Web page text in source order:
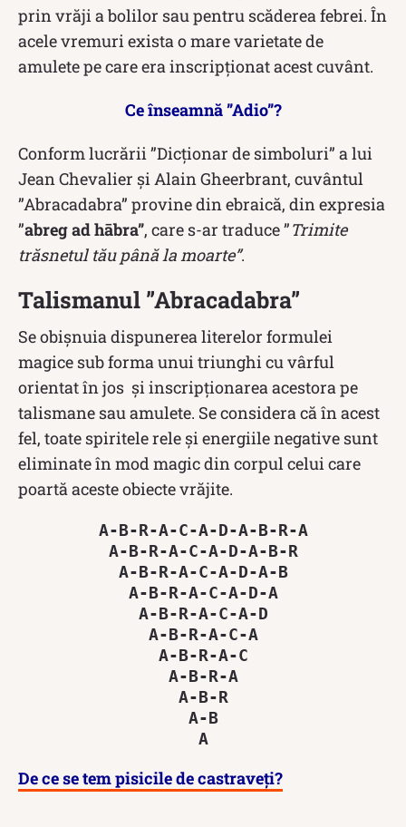
prin vrăji a bolilor sau pentru scăderea febrei. În
acele vremuri exista o mare varietate de
amulete pe care era inscripționat acest cuvânt.
Ce înseamnă ”Adio”?
Conform lucrării ”Dicționar de simboluri” a lui
Jean Chevalier și Alain Gheerbrant, cuvântul
”Abracadabra” provine din ebraică, din expresia
”abreg ad hābra”, care s-ar traduce ”Trimite
trăsnetul tău până la moarte”.
Talismanul ”Abracadabra”
Se obișnuia dispunerea literelor formulei
magice sub forma unui triunghi cu vârful
orientat în jos și inscripționarea acestora pe
talismane sau amulete. Se considera că în acest
fel, toate spiritele rele și energiile negative sunt
eliminate în mod magic din corpul celui care
poartă aceste obiecte vrăjite.
A-B-R-A-C-A-D-A-B-R-A
A-B-R-A-C-A-D-A-B-R
A-B-R-A-C-A-D-A-B
A-B-R-A-C-A-D-A
A-B-R-A-C-A-D
A-B-R-A-C-A
A-B-R-A-C
A-B-R-A
A-B-R
A-B
A
De ce se tem pisicile de castraveți?